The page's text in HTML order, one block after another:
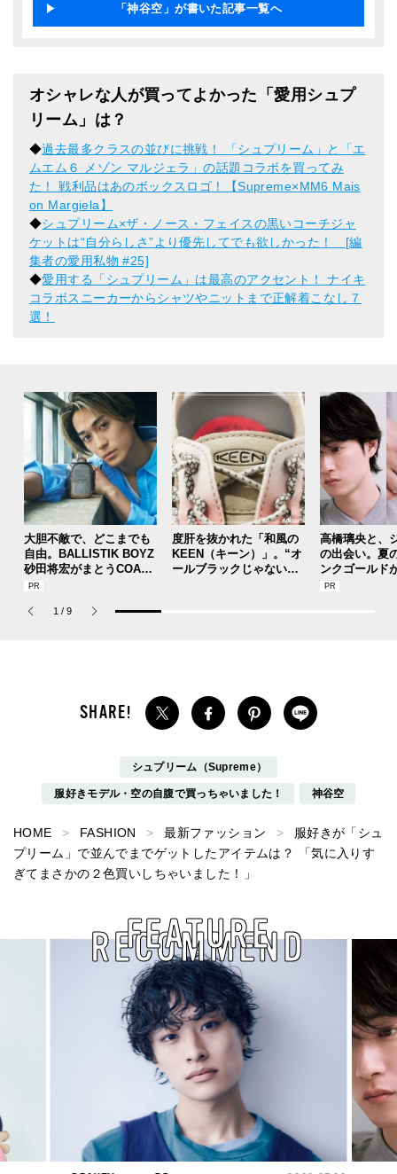
「神谷空」が書いた記事一覧へ
オシャレな人が買ってよかった「愛用シュプ
リーム」は？
◆過去最多クラスの並びに挑戦！ 「シュプリーム」と「エ
ムエム６ メゾン マルジェラ」の話題コラボを買ってみ
た！ 戦利品はあのボックスロゴ！【Supreme×MM6 Mais
on Margiela】
◆シュプリーム×ザ・ノース・フェイスの黒いコーチジャ
ケットは“自分らしさ”より優先してでも欲しかった！ [編
集者の愛用私物 #25]
◆愛用する「シュプリーム」は最高のアクセント！ ナイキ
コラボスニーカーからシャツやニットまで正解着こなし７
選！
大胆不敵で、どこまでも
自由。BALLISTIK BOYZ
砂田将宏がまとうCOACH
の新作フレグランス「コ
パルファム」
度肝を抜かれた「和風の
KEEN（キーン）」。“オ
ールブラックじゃないほ
高橋璃央と、
の出会い。夏
ンクゴールド
SUMMER
1 / 9
シュプリーム（Supreme）
服好きモデル・空の自腹で買っちゃいました！ 神谷空
HOME FASHION 最新ファッション
服好きが「シュ
プリーム」で並んでまでゲットしたアイテムは？ 「気に入りす
ぎてまさかの２色買いしちゃいました！」
RECOMMEND
FEATURE